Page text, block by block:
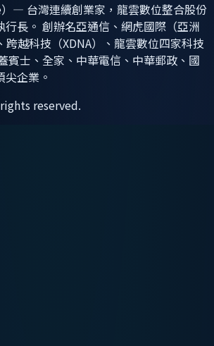
— 台灣連續創業家，龍雲數位整合股份
行長。 創辦名亞通信、網虎國際（亞洲
越科技（XDNA）、龍雲數位四家科技
賓士、全家、中華電信、中華郵政、國
企業。
reserved.